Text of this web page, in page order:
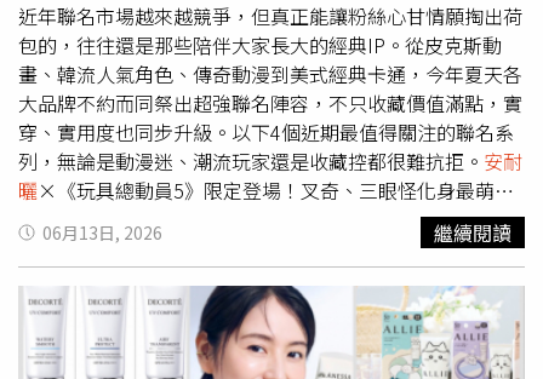
近年聯名市場越來越競爭，但真正能讓粉絲心甘情願掏出荷
包的，往往還是那些陪伴大家長大的經典IP。從皮克斯動
畫、韓流人氣角色、傳奇動漫到美式經典卡通，今年夏天各
大品牌不約而同祭出超強聯名陣容，不只收藏價值滿點，實
穿、實用度也同步升級。以下4個近期最值得關注的聯名系
列，無論是動漫迷、潮流玩家還是收藏控都很難抗拒。 安耐
曬×《玩具總動員5》限定登場！叉奇、三眼怪化身最萌防
曬神隊友隨著《玩具總動員5》上映倒數，
安耐曬特別攜手
電影推出限定聯名系列，以人氣角色叉奇與三眼怪為靈感打
造2款超萌限定包裝：膠原保濕和美肌潤色兩款，更首度推
出可搭配迷你防曬的立體角色掛飾，讓補擦防曬變成一件可
愛又療癒的小事。除了話題十足的聯名設計外，組合內更搭
配品牌明星商品「金鑽高效防曬露5X」與今年熱議度極高的
06月13日, 2026 繼續閱讀